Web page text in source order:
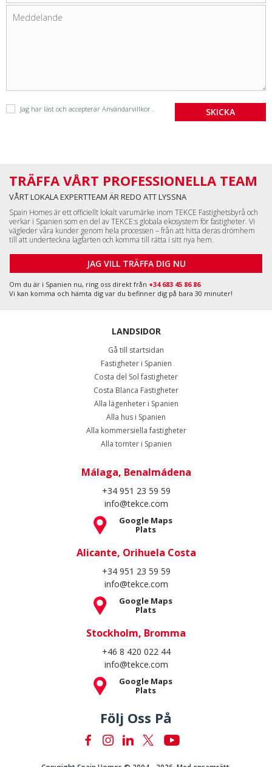
Jag har läst och accepterar Användarvillkor
TRÄFFA VÅRT PROFESSIONELLA TEAM
VÅRT LOKALA EXPERTTEAM ÄR REDO ATT LYSSNA
Spain Homes är ett officiellt lokalt varumärke inom TEKCE Fastighetsbyrå och
verkar i Spanien som en del av TEKCE:s globala ekosystem för fastigheter. Vi
vägleder våra kunder genom hela processen – från att hitta deras drömhem
till att underteckna lagfarten och komma till rätta i sitt nya hem.
JAG VILL TRÄFFA DIG NU
Om du är i Spanien nu, ring oss direkt från +34 683 45 86 86
Vi kan komma och hämta dig var du befinner dig på bara 30 minuter!
LANDSIDOR
Gå till startsidan
Fastigheter i Spanien
Costa del Sol fastigheter
Costa Blanca Fastigheter
Alla lägenheter i Spanien
Alla hus i Spanien
Alla kommersiella fastigheter
Alla tomter i Spanien
Málaga, Benalmádena
+34 951 23 59 59
info@tekce.com
Google Maps
Plats
Alicante, Orihuela Costa
+34 951 23 59 59
info@tekce.com
Google Maps
Plats
Stockholm, Bromma
+46 8 420 022 44
info@tekce.com
Google Maps
Plats
Följ Oss På